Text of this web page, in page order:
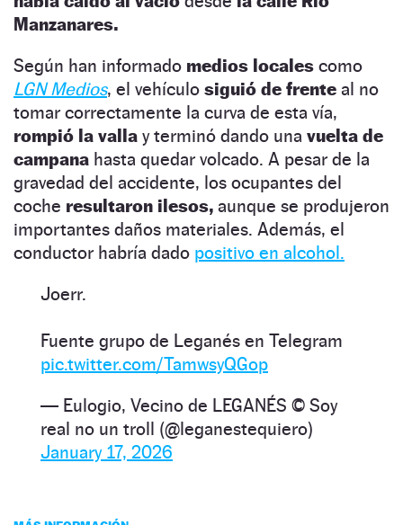
Manzanares.
Según han informado medios locales como
LGN Medios, el vehículo siguió de frente al no
tomar correctamente la curva de esta vía,
rompió la valla y terminó dando una vuelta de
campana hasta quedar volcado. A pesar de la
gravedad del accidente, los ocupantes del
coche resultaron ilesos, aunque se produjeron
importantes daños materiales. Además, el
conductor habría dado positivo en alcohol.
Joerr.
Fuente grupo de Leganés en Telegram
pic.twitter.com/TamwsyQGop
— Eulogio, Vecino de LEGANÉS ©️ Soy
real no un troll (@leganestequiero)
January 17, 2026